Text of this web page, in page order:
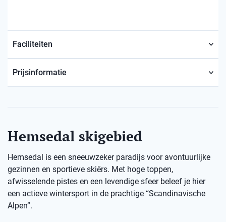
Faciliteiten
Prijsinformatie
Hemsedal skigebied
Hemsedal is een sneeuwzeker paradijs voor avontuurlijke
gezinnen en sportieve skiërs. Met hoge toppen,
afwisselende pistes en een levendige sfeer beleef je hier
een actieve wintersport in de prachtige “Scandinavische
Alpen”.